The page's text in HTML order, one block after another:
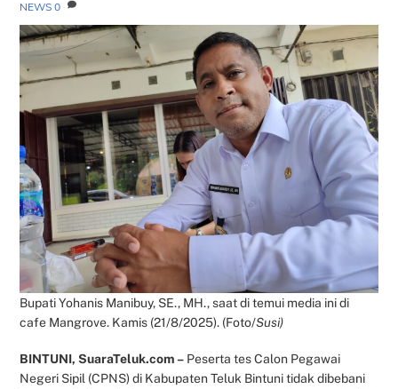
NEWS 0
Bupati Yohanis Manibuy, SE., MH., saat di temui media ini di
cafe Mangrove. Kamis (21/8/2025). (Foto/Susi)
BINTUNI, SuaraTeluk.com – Peserta tes Calon Pegawai
Negeri Sipil (CPNS) di Kabupaten Teluk Bintuni tidak dibebani